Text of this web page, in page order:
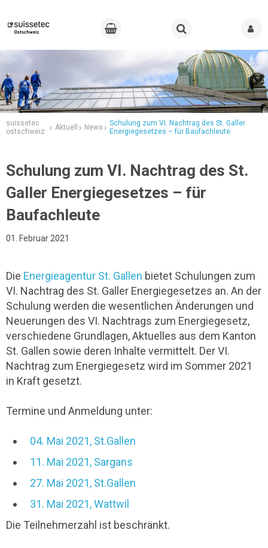
suissetec
ostschweiz
Aktuell News
Schulung zum VI. Nachtrag des St. Galler
Energiegesetzes – für Baufachleute
Schulung zum VI. Nachtrag des St.
Galler Energiegesetzes – für
Baufachleute
01. Februar 2021
Die Energieagentur St. Gallen bietet Schulungen zum
VI. Nachtrag des St. Galler Energiegesetzes an. An der
Schulung werden die wesentlichen Änderungen und
Neuerungen des VI. Nachtrags zum Energiegesetz,
verschiedene Grundlagen, Aktuelles aus dem Kanton
St. Gallen sowie deren Inhalte vermittelt. Der VI.
Nachtrag zum Energiegesetz wird im Sommer 2021
in Kraft gesetzt.
Termine und Anmeldung unter:
04. Mai 2021, St.Gallen
11. Mai 2021, Sargans
27. Mai 2021, St.Gallen
31. Mai 2021, Wattwil
Die Teilnehmerzahl ist beschränkt.